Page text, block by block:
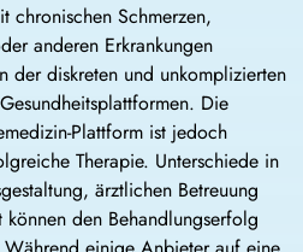
chronischen Schmerzen,
anderen Erkrankungen
der diskreten und unkomplizierten
Die
Plattform ist jedoch
Therapie. Unterschiede in
ärztlichen Betreuung
den Behandlungserfolg